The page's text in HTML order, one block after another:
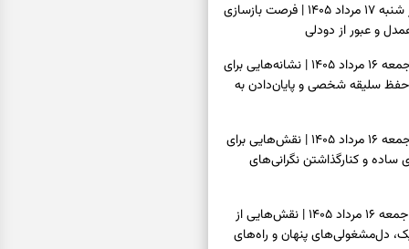
فال حافظ امروز شنبه ۱۷ مرداد ۱۴۰۵ | فرصت بازسازی
و عبور از دودلی
فال اسم امروز جمعه ۱۶ مرداد ۱۴۰۵ | نشانه‌هایی برای
حفظ سلیقه شخصی و پایان‌دادن به
فال چای امروز جمعه ۱۶ مرداد ۱۴۰۵ | نقش‌هایی برای
و کنارگذاشتن نگرانی‌های
فال قهوه امروز جمعه ۱۶ مرداد ۱۴۰۵ | نقش‌هایی از
دل‌مشغولی‌های پنهان و راه‌های